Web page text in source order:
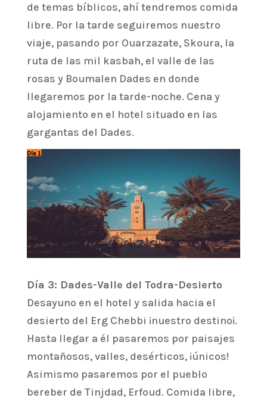
de temas bíblicos, ahí tendremos comida
libre. Por la tarde seguiremos nuestro
viaje, pasando por Ouarzazate, Skoura, la
ruta de las mil kasbah, el valle de las
rosas y Boumalen Dades en donde
llegaremos por la tarde-noche. Cena y
alojamiento en el hotel situado en las
gargantas del Dades.
Día 3: Dades-Valle del Todra-Desierto
Desayuno en el hotel y salida hacia el
desierto del Erg Chebbi ¡nuestro destino¡.
Hasta llegar a él pasaremos por paisajes
montañosos, valles, desérticos, ¡únicos!
Asimismo pasaremos por el pueblo
bereber de Tinjdad, Erfoud. Comida libre,